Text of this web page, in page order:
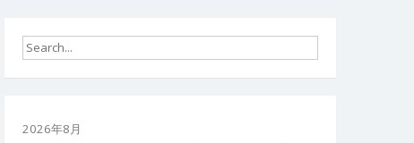
2026年8月